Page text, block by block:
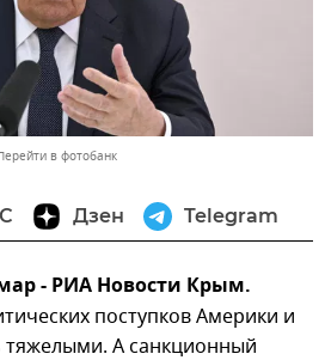
в фотобанк
Дзен Telegram
- РИА Новости Крым.
поступков Америки и
тяжелыми. А санкционный